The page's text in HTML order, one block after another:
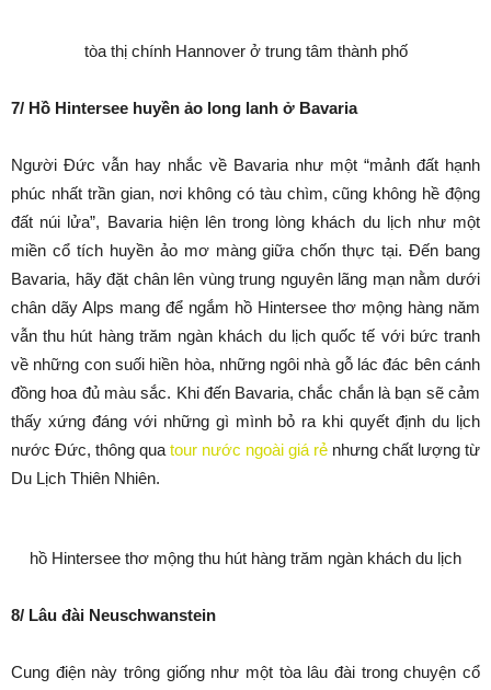
tòa thị chính Hannover ở trung tâm thành phố
7/ Hồ Hintersee huyền ảo long lanh ở Bavaria
Người Đức vẫn hay nhắc về Bavaria như một “mảnh đất hạnh
phúc nhất trần gian, nơi không có tàu chìm, cũng không hề động
đất núi lửa”, Bavaria hiện lên trong lòng khách du lịch như một
miền cổ tích huyền ảo mơ màng giữa chốn thực tại. Đến bang
Bavaria, hãy đặt chân lên vùng trung nguyên lãng mạn nằm dưới
chân dãy Alps mang để ngắm hồ Hintersee thơ mộng hàng năm
vẫn thu hút hàng trăm ngàn khách du lịch quốc tế với bức tranh
về những con suối hiền hòa, những ngôi nhà gỗ lác đác bên cánh
đồng hoa đủ màu sắc. Khi đến Bavaria, chắc chắn là bạn sẽ cảm
thấy xứng đáng với những gì mình bỏ ra khi quyết định du lịch
nước Đức, thông qua tour nước ngoài giá rẻ nhưng chất lượng từ
Du Lịch Thiên Nhiên.
hồ Hintersee thơ mộng thu hút hàng trăm ngàn khách du lịch
8/ Lâu đài Neuschwanstein
Cung điện này trông giống như một tòa lâu đài trong chuyện cổ